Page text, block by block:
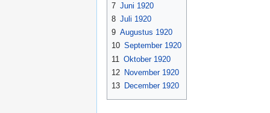
7 Juni 1920
8 Juli 1920
9 Augustus 1920
10 September 1920
11
Oktober 1920
12 November 1920
13 December 1920